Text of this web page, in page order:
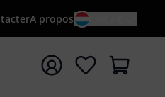
A propos
de recherche